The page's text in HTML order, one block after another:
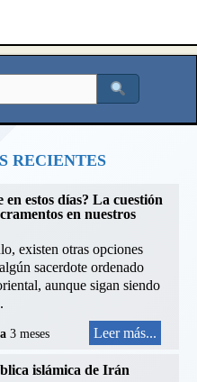
RECIENTES
estos días? La cuestión
en nuestros
existen otras opciones
sacerdote ordenado
aunque sigan siendo
3 meses Leer más...
islámica de Irán